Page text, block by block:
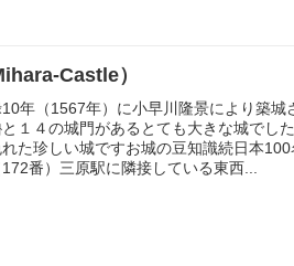
Castle）
年（1567年）に小早川隆景により築城
１４の城門があるとても大きな城でし
た珍しい城ですお城の豆知識続日本100
番）三原駅に隣接している東西...